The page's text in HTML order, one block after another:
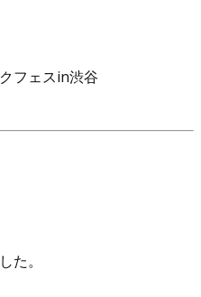
フェスin渋谷
た。